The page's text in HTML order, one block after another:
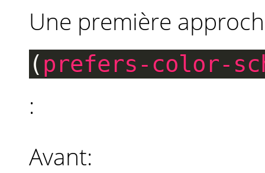
Une première
( prefers-color-
:
Avant: